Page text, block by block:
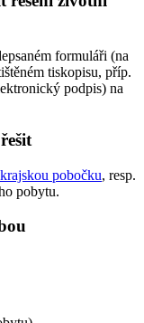
formuláři (na
tiskopisu, příp.
podpis) na
pobočku, resp.
pobytu.